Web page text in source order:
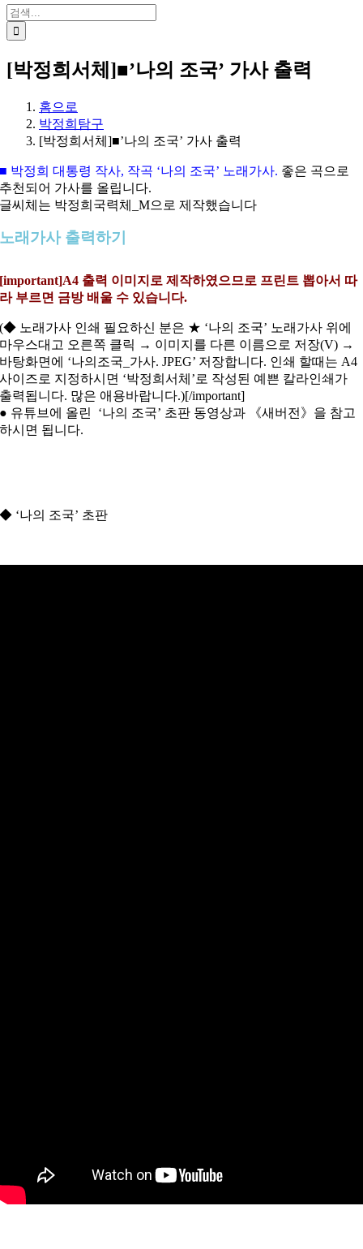
검
색
...
[박정희서체]■’나의 조국’ 가사 출력
홈으로
박정희탐구
[박정희서체]■’나의 조국’ 가사 출력
■ 박정희 대통령 작사, 작곡 ‘나의 조국’ 노래가사. 좋은 곡으로
추천되어 가사를 올립니다.
글씨체는 박정희국력체_M으로 제작했습니다
노래가사 출력하기
[important]A4 출력 이미지로 제작하였으므로 프린트 뽑아서 따
라 부르면 금방 배울 수 있습니다.
(◆ 노래가사 인쇄 필요하신 분은 ★ ‘나의 조국’ 노래가사 위에
마우스대고 오른쪽 클릭 → 이미지를 다른 이름으로 저장(V) →
바탕화면에 ‘나의조국_가사. JPEG’ 저장합니다. 인쇄 할때는 A4
사이즈로 지정하시면 ‘박정희서체’로 작성된 예쁜 칼라인쇄가
출력됩니다. 많은 애용바랍니다.)[/important]
● 유튜브에 올린 ‘나의 조국’ 초판 동영상과 《새버전》을 참고
하시면 됩니다.
◆ ‘나의 조국’ 초판